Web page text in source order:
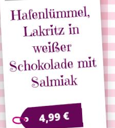
Hafenlümmel,
Lakritz in
weißer
Schokolade mit
Salmiak
4,99€